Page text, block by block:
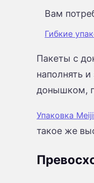
Вам
Гибкие
Пакеты с
наполнять
донышком,
Упаковка Meiji
такое же